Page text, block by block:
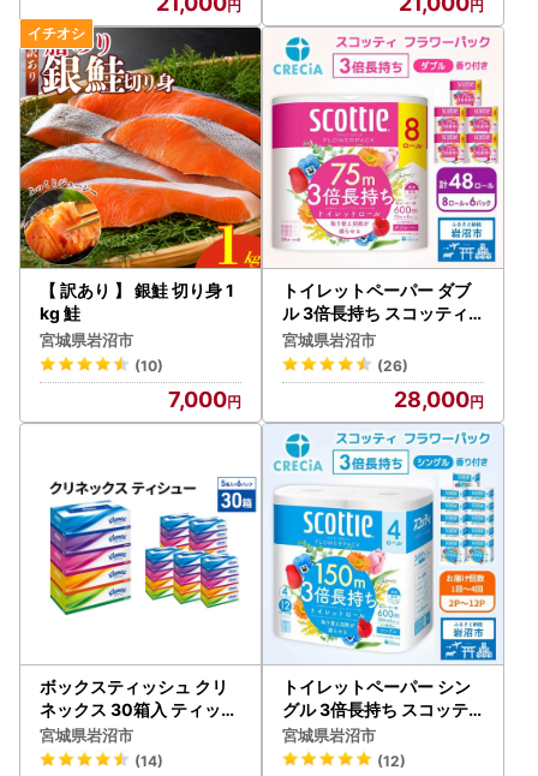
【 訳あり 】 銀鮭 切り身 1
kg 鮭
宮城県岩沼市
(10)
7,000
トイレットペーパー ダブ
ル 3倍長持ち スコッティ
香り付き 8R×6P トイレッ
ト
宮城県岩沼市
(26)
28,000
ボックスティッシュ クリ
ネックス 30箱入 ティッシ
ュペーパー
宮城県岩沼市
(14)
トイレットペーパー シン
グル 3倍長持ち スコッテ
ィ 香り付き 4R×12P トイ
レット
宮城県岩沼市
(12)